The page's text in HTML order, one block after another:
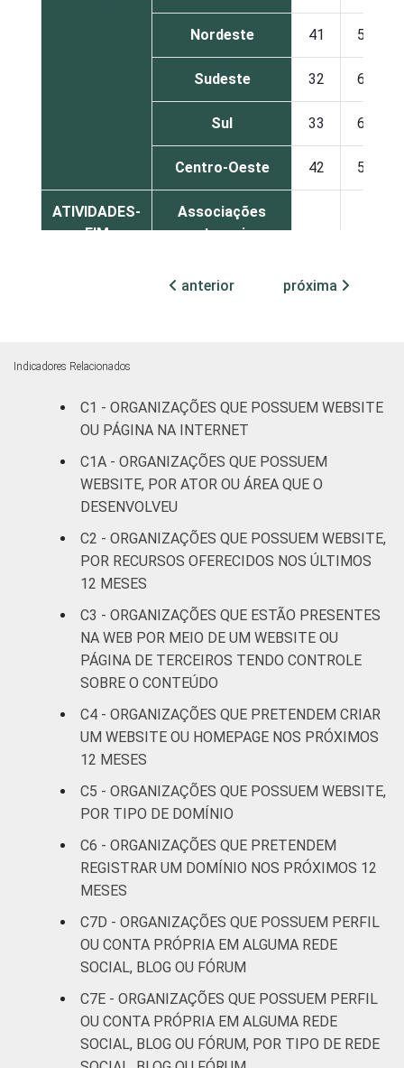
Nordeste 41 59
Sudeste 32 67
Sul 33 66
Centro-Oeste 42 57
ATIVIDADES-
FIM
Associações
patronais,
sindicais
pesquisa
34 63
Desenvolvimento
e defesa de
31
Religião 50 49
assistência
social
31 67
Fonte: CGI.br/NIC.br, Centro Regional de
Estudos para o Desenvolvimento da
Sociedade da Informação (Cetic.br),
Pesquisa sobre o uso das Tecnologias de
Informação e Comunicação nas organizações
Organizações Sem Fins Lucrativos 2016
anterior próxima
Indicadores Relacionados
C1 - ORGANIZAÇÕES QUE POSSUEM WEBSITE
OU PÁGINA NA INTERNET
C1A - ORGANIZAÇÕES QUE POSSUEM
WEBSITE, POR ATOR OU ÁREA QUE O
DESENVOLVEU
C2 - ORGANIZAÇÕES QUE POSSUEM WEBSITE,
POR RECURSOS OFERECIDOS NOS ÚLTIMOS
12 MESES
C3 - ORGANIZAÇÕES QUE ESTÃO PRESENTES
NA WEB POR MEIO DE UM WEBSITE OU
PÁGINA DE TERCEIROS TENDO CONTROLE
SOBRE O CONTEÚDO
C4 - ORGANIZAÇÕES QUE PRETENDEM CRIAR
UM WEBSITE OU HOMEPAGE NOS PRÓXIMOS
12 MESES
C5 - ORGANIZAÇÕES QUE POSSUEM WEBSITE,
POR TIPO DE DOMÍNIO
C6 - ORGANIZAÇÕES QUE PRETENDEM
REGISTRAR UM DOMÍNIO NOS PRÓXIMOS 12
MESES
C7D - ORGANIZAÇÕES QUE POSSUEM PERFIL
OU CONTA PRÓPRIA EM ALGUMA REDE
SOCIAL, BLOG OU FÓRUM
C7E - ORGANIZAÇÕES QUE POSSUEM PERFIL
OU CONTA PRÓPRIA EM ALGUMA REDE
SOCIAL, BLOG OU FÓRUM, POR TIPO DE REDE